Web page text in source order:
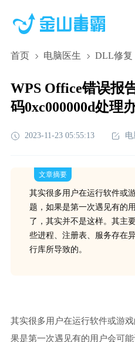
首页 电脑医生 DLL修复
WPS Office错误报
码0xc000000d处理
2023-11-23 05:55:13 电
文章摘要
其实很多用户在运行软件或
题，如果是第一次遇见有的
了，其实并不是这样。其主
些进程、注册表、服务存在
行库所导致的。
其实很多用户在运行软件或游
果是第一次遇见有的用户会可